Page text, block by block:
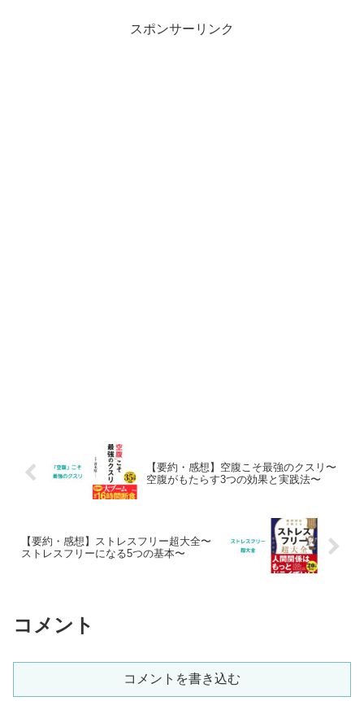
スポンサーリンク
【要約・感想】空腹こそ最強のクスリ〜
空腹がもたらす3つの効果と実践法〜
【要約・感想】ストレスフリー超大全〜
ストレスフリーになる5つの基本〜
コメント
コメントを書き込む